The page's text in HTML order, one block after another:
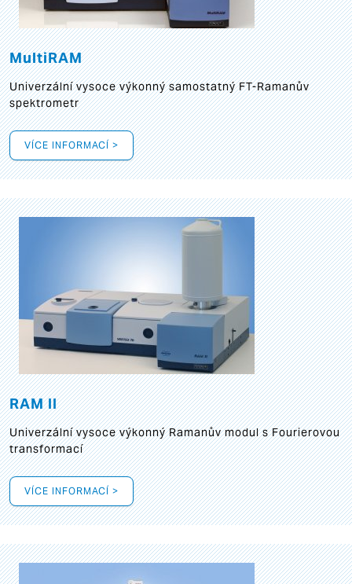
MultiRAM
Univerzální vysoce výkonný samostatný FT-Ramanův
spektrometr
VÍCE INFORMACÍ >
RAM II
Univerzální vysoce výkonný Ramanův modul s Fourierovou
transformací
VÍCE INFORMACÍ >